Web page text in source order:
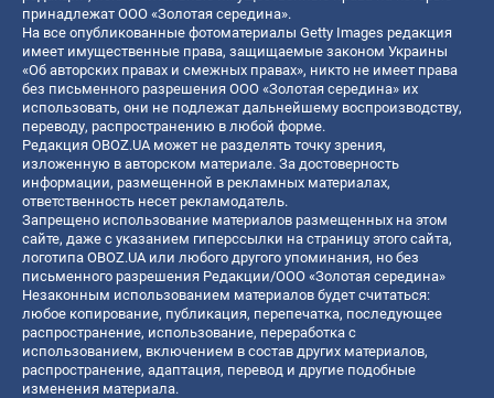
принадлежат ООО «Золотая середина».
На все опубликованные фотоматериалы Getty Images редакция
имеет имущественные права, защищаемые законом Украины
«Об авторских правах и смежных правах», никто не имеет права
без письменного разрешения ООО «Золотая середина» их
использовать, они не подлежат дальнейшему воспроизводству,
переводу, распространению в любой форме.
Редакция OBOZ.UA может не разделять точку зрения,
изложенную в авторском материале. За достоверность
информации, размещенной в рекламных материалах,
ответственность несет рекламодатель.
Запрещено использование материалов размещенных на этом
сайте, даже с указанием гиперссылки на страницу этого сайта,
логотипа OBOZ.UA или любого другого упоминания, но без
письменного разрешения Редакции/ООО «Золотая середина»
Незаконным использованием материалов будет считаться:
любое копирование, публикация, перепечатка, последующее
распространение, использование, переработка с
использованием, включением в состав других материалов,
распространение, адаптация, перевод и другие подобные
изменения материала.